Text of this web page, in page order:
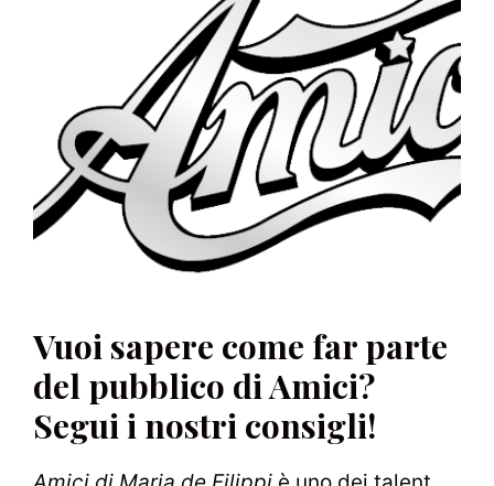
Vuoi sapere come far parte
del pubblico di Amici?
Segui i nostri consigli!